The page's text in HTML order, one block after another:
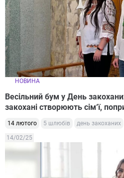
НОВИНА
Весільний бум у День
закохані створюють сім‘ї,
14 лютого 5 шлюбів день закоханих
14/02/25